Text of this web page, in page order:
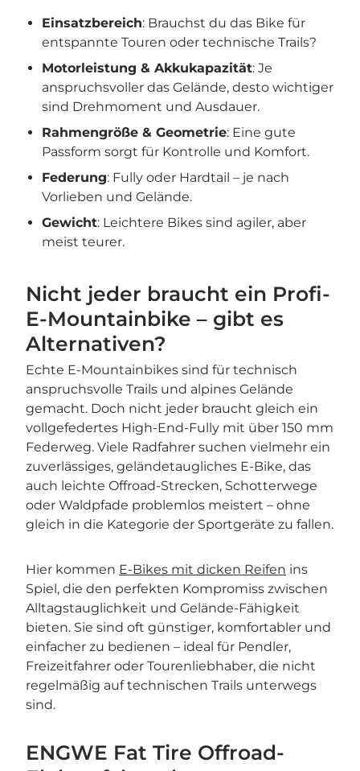
Einsatzbereich: Brauchst du das Bike für
entspannte Touren oder technische Trails?
Motorleistung & Akkukapazität: Je
anspruchsvoller das Gelände, desto wichtiger
sind Drehmoment und Ausdauer.
Rahmengröße & Geometrie: Eine gute
Passform sorgt für Kontrolle und Komfort.
Federung: Fully oder Hardtail – je nach
Vorlieben und Gelände.
Gewicht: Leichtere Bikes sind agiler, aber
meist teurer.
Nicht jeder braucht ein Profi-
E-Mountainbike – gibt es
Alternativen?
Echte E-Mountainbikes sind für technisch
anspruchsvolle Trails und alpines Gelände
gemacht. Doch nicht jeder braucht gleich ein
vollgefedertes High-End-Fully mit über 150 mm
Federweg. Viele Radfahrer suchen vielmehr ein
zuverlässiges, geländetaugliches E-Bike, das
auch leichte Offroad-Strecken, Schotterwege
oder Waldpfade problemlos meistert – ohne
gleich in die Kategorie der Sportgeräte zu fallen.
Hier kommen E-Bikes mit dicken Reifen ins
Spiel, die den perfekten Kompromiss zwischen
Alltagstauglichkeit und Gelände-Fähigkeit
bieten. Sie sind oft günstiger, komfortabler und
einfacher zu bedienen – ideal für Pendler,
Freizeitfahrer oder Tourenliebhaber, die nicht
regelmäßig auf technischen Trails unterwegs
sind.
ENGWE Fat Tire Offroad-